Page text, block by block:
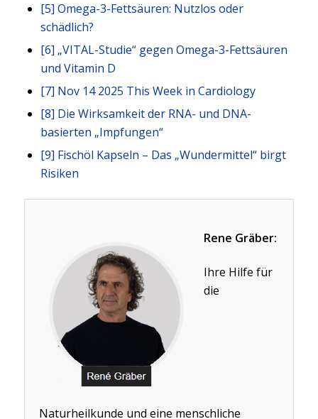
[5] Omega-3-Fettsäuren: Nutzlos oder
schädlich?
[6] „VITAL-Studie“ gegen Omega-3-Fettsäuren
und Vitamin D
[7] Nov 14 2025 This Week in Cardiology
[8] Die Wirksamkeit der RNA- und DNA-
basierten „Impfungen“
[9] Fischöl Kapseln – Das „Wundermittel“ birgt
Risiken
Rene Gräber:
Ihre Hilfe für
die
Naturheilkunde und eine menschliche